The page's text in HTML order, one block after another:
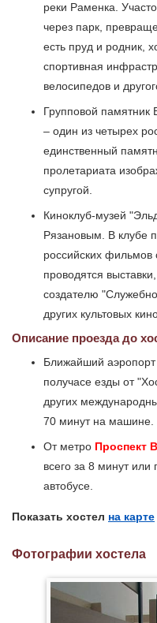
реки Раменка.
через парк,
есть пруд и родник,
спортивная
велосипедов и
Групповой
– один из четырех
единственный
пролетариата
супругой.
Киноклуб-музей
Рязановым. В клубе
российских фильмов
проводятся
создателю
других культовых
Описание проезда до
Ближайший аэропорт
получасе езды от
других
70 минут на машине.
От метро Проспект
всего за 8 минут или
автобусе.
Показать хостел на карте
Фотографии хостела